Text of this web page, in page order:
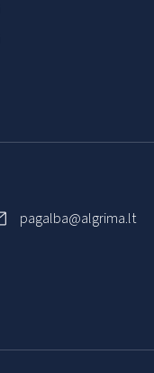
pagalba@algrima.lt